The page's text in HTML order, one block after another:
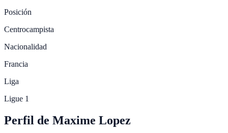
Posición
Centrocampista
Nacionalidad
Francia
Liga
Ligue 1
Perfil de Maxime Lopez